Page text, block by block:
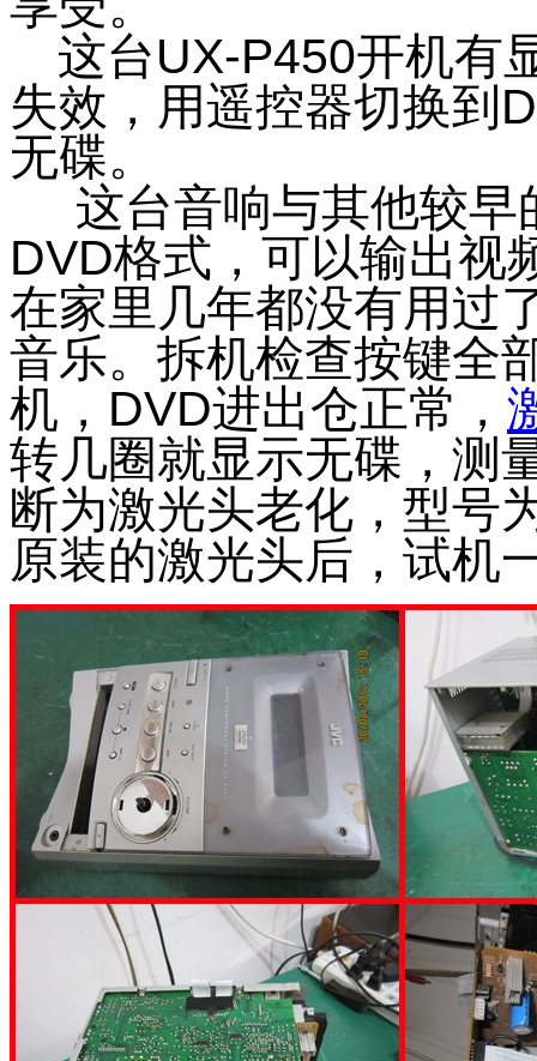
这台UX-P450开机有
失效 ， 用遥控器切换到
无碟。
这台音响与其他较早
DVD格式，可以输出视
在家里几年都没有用过
音乐。拆机检查按键全
机， DVD进出仓正常，
转几圈就显示无碟，测
断为激光头老化，型号
原装的激光头后，试机